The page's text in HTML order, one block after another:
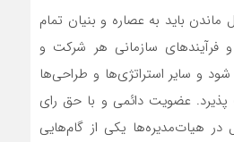
باید به عصاره و بنیان تمام
فرآیندهای سازمانی هر شرکت و
شود و سایر استراتژی‌‌‌ها و طراحی‌‌‌ها
پذیرد. عضویت دائمی و با حق رای
در هیات‌‌‌مدیره‌‌‌ها یکی از گام‌‌‌هایی